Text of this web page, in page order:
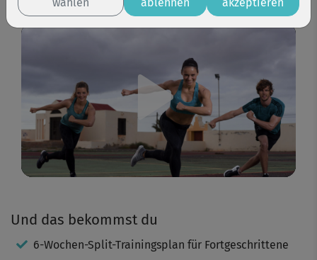
Play
Video
Und das bekommst du
6-Wochen-Split-Trainingsplan für Fortgeschrittene